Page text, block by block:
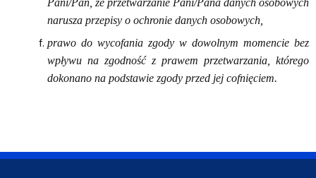
Pani/Pan, że przetwarzanie Pani/Pana danych osobowych
narusza przepisy o ochronie danych osobowych,
prawo do wycofania zgody w dowolnym momencie bez
wpływu na zgodność z prawem przetwarzania, którego
dokonano na podstawie zgody przed jej cofnięciem.